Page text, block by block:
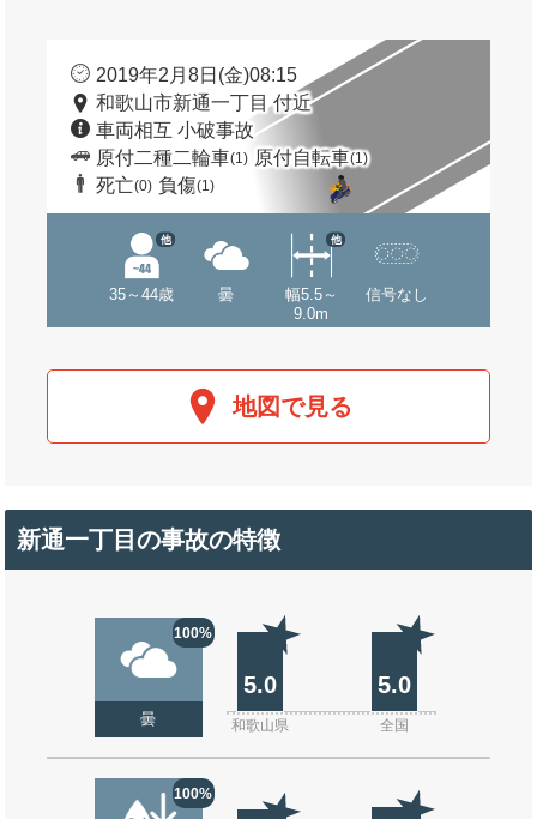
2019年2月8日(金)08:15
和歌山市新通一丁目 付近
車両相互 小破事故
原付二種二輪車(1) 原付自転車(1)
死亡(0) 負傷(1)
35～44歳
他
曇
幅5.5～
9.0m
他
信号なし
地図で見る
新通一丁目の事故の特徴
100%
曇
5.0 5.0
和歌山県 全国
100%